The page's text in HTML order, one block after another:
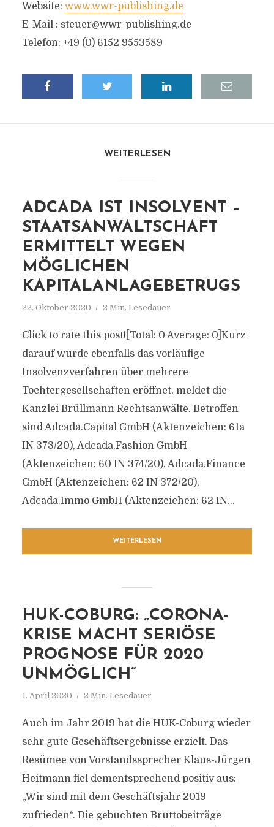
Website: www.wwr-publishing.de
E-Mail : steuer@wwr-publishing.de
Telefon: +49 (0) 6152 9553589
WEITERLESEN
ADCADA IST INSOLVENT –
STAATSANWALTSCHAFT
ERMITTELT WEGEN
MÖGLICHEN
KAPITALANLAGEBETRUGS
22. Oktober 2020 2 Min. Lesedauer
Click to rate this post![Total: 0 Average: 0]Kurz
darauf wurde ebenfalls das vorläufige
Insolvenzverfahren über mehrere
Tochtergesellschaften eröffnet, meldet die
Kanzlei Brüllmann Rechtsanwälte. Betroffen
sind Adcada.Capital GmbH (Aktenzeichen: 61a
IN 373/20), Adcada.Fashion GmbH
(Aktenzeichen: 60 IN 374/20), Adcada.Finance
GmbH (Aktenzeichen: 62 IN 372/20),
Adcada.Immo GmbH (Aktenzeichen: 62 IN...
WEITERLESEN
HUK-COBURG: „CORONA-
KRISE MACHT SERIÖSE
PROGNOSE FÜR 2020
UNMÖGLICH“
1. April 2020 2 Min. Lesedauer
Auch im Jahr 2019 hat die HUK-Coburg wieder
sehr gute Geschäftsergebnisse erzielt. Das
Resümee von Vorstandssprecher Klaus-Jürgen
Heitmann fiel dementsprechend positiv aus:
„Wir sind mit dem Geschäftsjahr 2019
zufrieden“. Die gebuchten Bruttobeiträge